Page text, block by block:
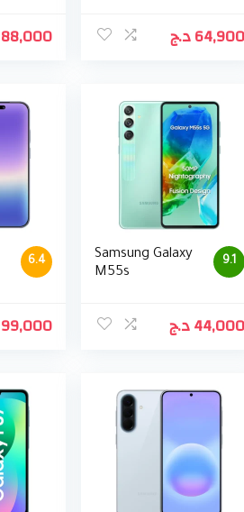
88,000 64,900د.ج
6.4
99,000
9.1
Samsung Galaxy
M55s
44,000د.ج